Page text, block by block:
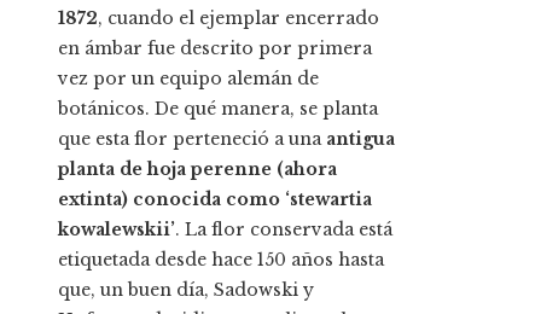
1872, cuando el ejemplar encerrado
en ámbar fue descrito por primera
vez por un equipo alemán de
botánicos. De qué manera, se planta
que esta flor perteneció a una antigua
planta de hoja perenne (ahora
extinta) conocida como ‘stewartia
kowalewskii’. La flor conservada está
etiquetada desde hace 150 años hasta
que, un buen día, Sadowski y